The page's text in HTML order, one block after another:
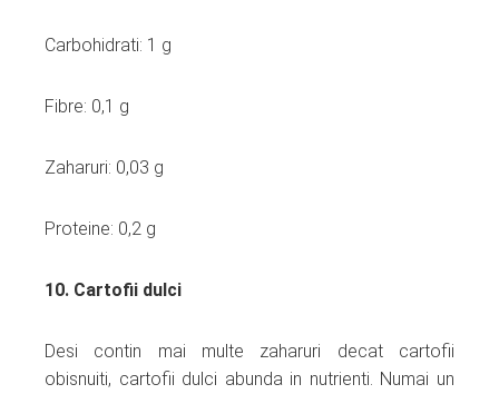
Carbohidrati: 1 g
Fibre: 0,1 g
Zaharuri: 0,03 g
Proteine: 0,2 g
10. Cartofii dulci
Desi contin mai multe zaharuri decat cartofii
obisnuiti, cartofii dulci abunda in nutrienti. Numai un